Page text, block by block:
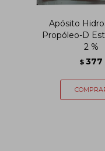
Apósito
Propóleo-D
2 %
$ 377